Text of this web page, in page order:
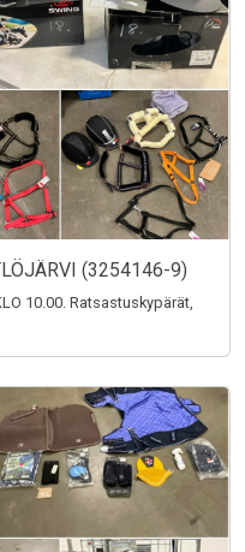
(3254146-9)
10.00. Ratsastuskypärät,